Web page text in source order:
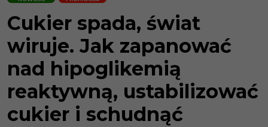
Cukier spada, świat
wiruje. Jak zapanować
nad hipoglikemią
reaktywną, ustabilizować
cukier i schudnąć